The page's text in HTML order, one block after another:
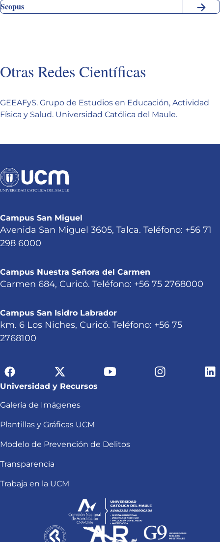
Scopus
Otras Redes Científicas
GEEAFyS. Grupo de Estudios en Educación, Actividad
Física y Salud. Universidad Católica del Maule.
Campus San Miguel
Avenida San Miguel 3605, Talca. Teléfono: +56 71
298 6000
Campus Nuestra Señora del Carmen
Carmen 684, Curicó. Teléfono: +56 75 2768000
Campus San Isidro Labrador
km. 6 Los Niches, Curicó. Teléfono: +56 75
2768100
Universidad y Recursos
Galería de Imágenes
Plantillas y Gráficas UCM
Modelo de Prevención de Delitos
Transparencia
Trabaja en la UCM